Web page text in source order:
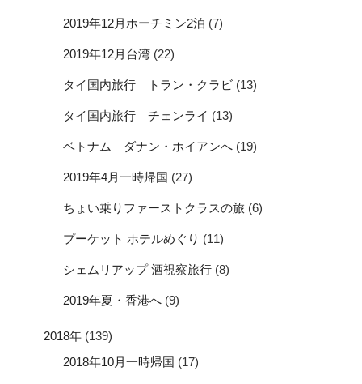
2019年12月ホーチミン2泊 (7)
2019年12月台湾 (22)
タイ国内旅行 トラン・クラビ (13)
タイ国内旅行 チェンライ (13)
ベトナム ダナン・ホイアンへ (19)
2019年4月一時帰国 (27)
ちょい乗りファーストクラスの旅 (6)
プーケット ホテルめぐり (11)
シェムリアップ 酒視察旅行 (8)
2019年夏・香港へ (9)
2018年 (139)
2018年10月一時帰国 (17)